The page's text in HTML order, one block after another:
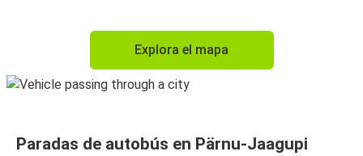
Explora el mapa
Paradas de autobús en Pärnu-Jaagupi